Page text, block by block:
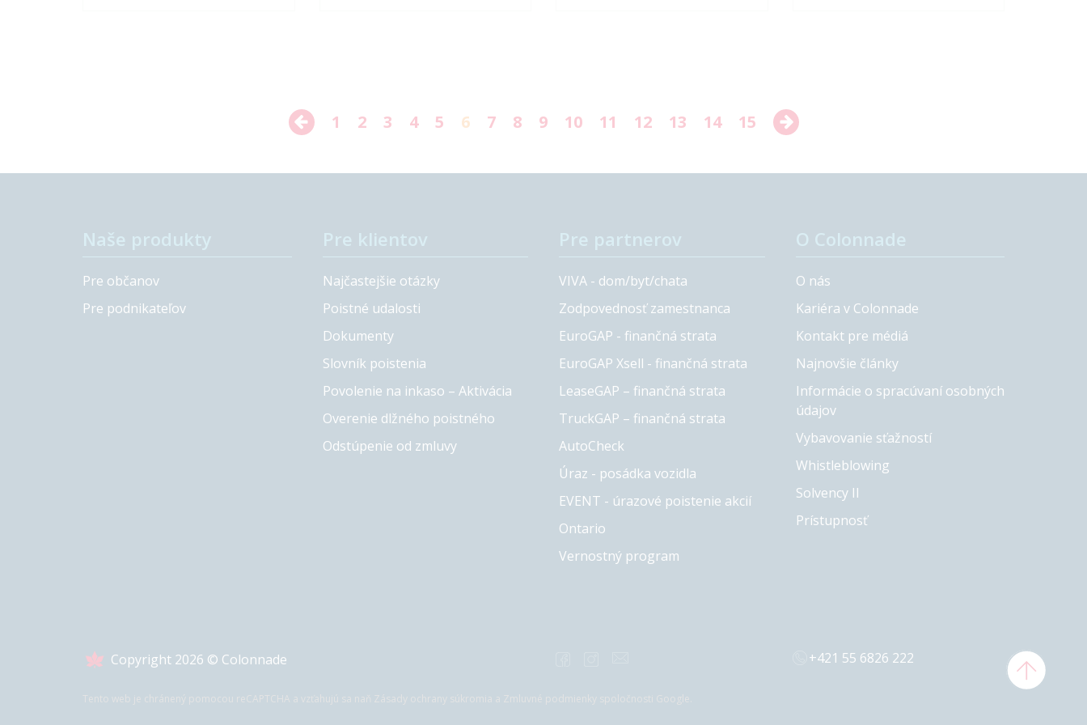
1 2 3 4 5 6 7 8 9 10 11 12 13 14 15
Späť
Pre občanov
Pre podnikateľov
Najčastejšie otázky
Poistné udalosti
Dokumenty
Slovník poistenia
Povolenie na inkaso – Aktivácia
Overenie dlžného poistného
Odstúpenie od zmluvy
VIVA - dom/byt/chata
Zodpovednosť zamestnanca
EuroGAP - finančná strata
EuroGAP Xsell - finančná strata
LeaseGAP – finančná strata
TruckGAP – finančná strata
AutoCheck
Úraz - posádka vozidla
EVENT - úrazové poistenie akcií
Ontario
Vernostný program
O nás
Kariéra v Colonnade
Kontakt pre médiá
Najnovšie články
Informácie o spracúvaní osobných
údajov
Vybavovanie sťažností
Whistleblowing
Solvency II
Prístupnosť
Copyright 2026 © Colonnade +421 55 6826 222
Tento web je chránený pomocou reCAPTCHA a vzťahujú sa naň Zásady ochrany súkromia Zmluvné podmienky spoločnosti Google.